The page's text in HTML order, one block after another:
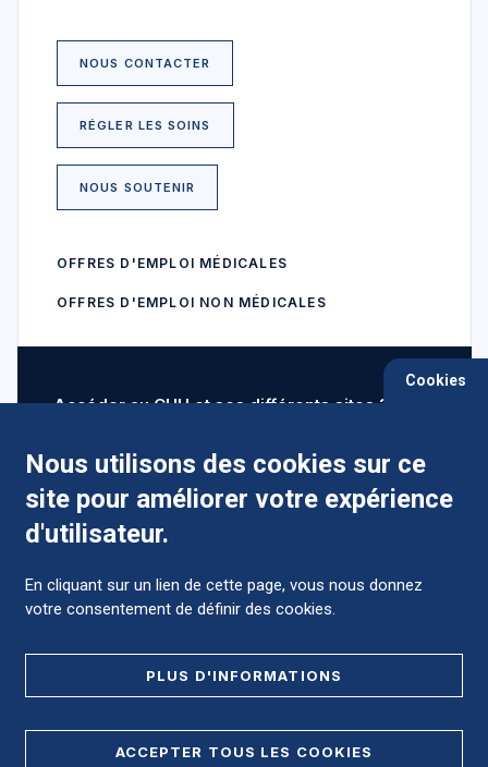
NOUS CONTACTER
RÉGLER LES SOINS
NOUS SOUTENIR
OFFRES D'EMPLOI MÉDICALES
OFFRES D'EMPLOI NON MÉDICALES
Accéder au CHU et ses différents sites ?
Comment préparer mon hospitalisation ?
Cookies
Nous utilisons des cookies sur ce
site pour améliorer votre expérience
d'utilisateur.
En cliquant sur un lien de cette page, vous nous donnez
votre consentement de définir des cookies.
PLUS D'INFORMATIONS
ACCEPTER TOUS LES COOKIES